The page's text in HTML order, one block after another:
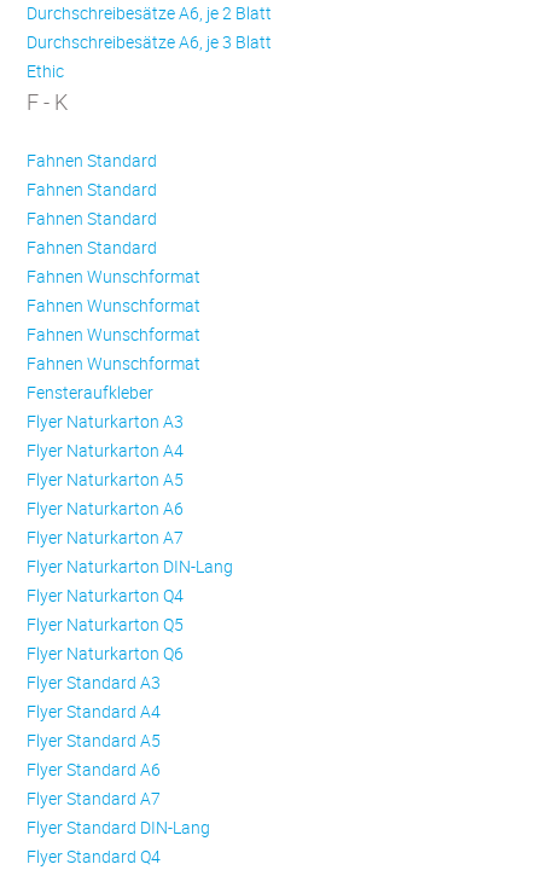
Durchschreibesätze A6, je 2 Blatt
Durchschreibesätze A6, je 3 Blatt
Ethic
F - K
Fahnen Standard
Fahnen Standard
Fahnen Standard
Fahnen Standard
Fahnen Wunschformat
Fahnen Wunschformat
Fahnen Wunschformat
Fahnen Wunschformat
Fensteraufkleber
Flyer Naturkarton A3
Flyer Naturkarton A4
Flyer Naturkarton A5
Flyer Naturkarton A6
Flyer Naturkarton A7
Flyer Naturkarton DIN-Lang
Flyer Naturkarton Q4
Flyer Naturkarton Q5
Flyer Naturkarton Q6
Flyer Standard A3
Flyer Standard A4
Flyer Standard A5
Flyer Standard A6
Flyer Standard A7
Flyer Standard DIN-Lang
Flyer Standard Q4